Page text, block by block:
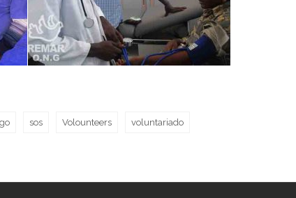
sos Volounteers voluntariado